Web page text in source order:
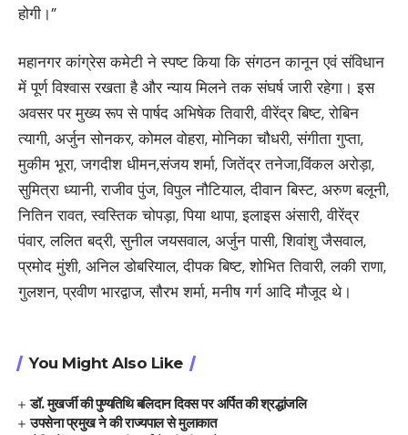
होगी।”
महानगर कांग्रेस कमेटी ने स्पष्ट किया कि संगठन कानून एवं संविधान
में पूर्ण विश्वास रखता है और न्याय मिलने तक संघर्ष जारी रहेगा। इस
अवसर पर मुख्य रूप से पार्षद अभिषेक तिवारी, वीरेंद्र बिष्ट, रोबिन
त्यागी, अर्जुन सोनकर, कोमल वोहरा, मोनिका चौधरी, संगीता गुप्ता,
मुकीम भूरा, जगदीश धीमन,संजय शर्मा, जितेंद्र तनेजा,विंकल अरोड़ा,
सुमित्रा ध्यानी, राजीव पुंज, विपुल नौटियाल, दीवान बिस्ट, अरुण बलूनी,
नितिन रावत, स्वस्तिक चोपड़ा, पिया थापा, इलाइस अंसारी, वीरेंद्र
पंवार, ललित बद्री, सुनील जयसवाल, अर्जुन पासी, शिवांशु जैसवाल,
प्रमोद मुंशी, अनिल डोबरियाल, दीपक बिष्ट, शोभित तिवारी, लकी राणा,
गुलशन, प्रवीण भारद्वाज, सौरभ शर्मा, मनीष गर्ग आदि मौजूद थे।
You Might Also Like
डॉ. मुखर्जी की पुण्यतिथि बलिदान दिवस पर अर्पित की श्रद्धांजलि
उपसेना प्रमुख ने की राज्यपाल से मुलाकात